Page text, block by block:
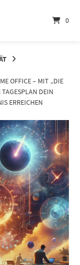
0
OFFICE – MIT „DIE
DEIN
ERREICHEN